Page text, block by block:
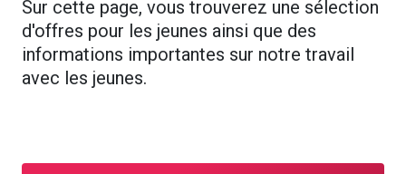
Sur cette page, vous trouverez une sélection
d'offres pour les jeunes ainsi que des
informations importantes sur notre travail
avec les jeunes.